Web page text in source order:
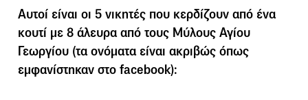
Αυτοί είναι οι 5 νικητές που κερδίζουν από ένα
κουτί με 8 άλευρα από τους Μύλους Αγίου
Γεωργίου (τα ονόματα είναι ακριβώς όπως
εμφανίστηκαν στο facebook):